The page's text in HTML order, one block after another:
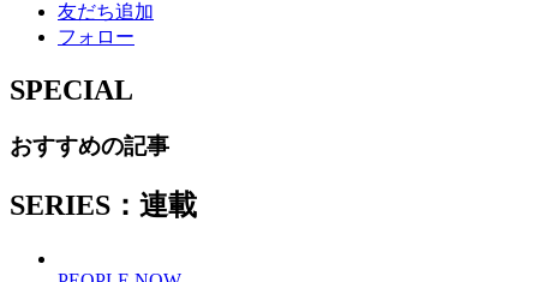
友だち追加
フォロー
SPECIAL
おすすめの記事
SERIES：連載